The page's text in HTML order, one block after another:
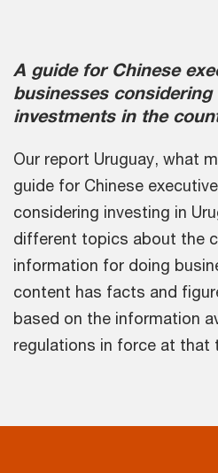
A guide for Chinese
businesses
investments in the
Our report Uruguay, what
guide for Chinese
considering investing in
different topics about the
information for doing
content has facts and
based on the information
regulations in force at that